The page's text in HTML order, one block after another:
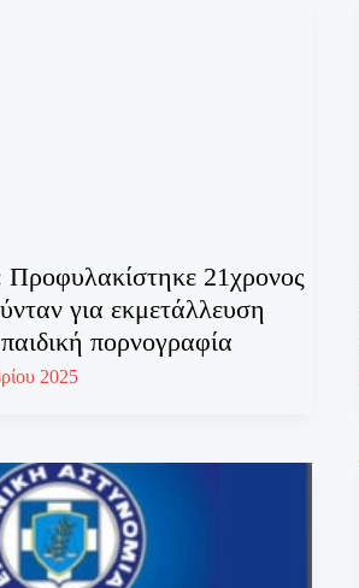
21χρονος
για εκμετάλλευση
πορνογραφία
2025